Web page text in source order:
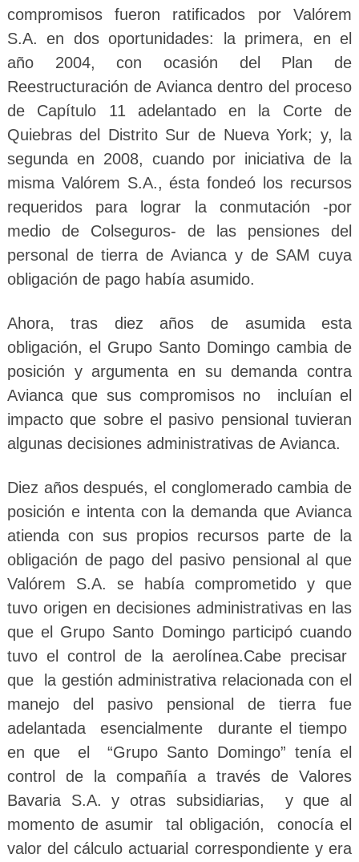
compromisos fueron ratificados por Valórem
S.A. en dos oportunidades: la primera, en el
año 2004, con ocasión del Plan de
Reestructuración de Avianca dentro del proceso
de Capítulo 11 adelantado en la Corte de
Quiebras del Distrito Sur de Nueva York; y, la
segunda en 2008, cuando por iniciativa de la
misma Valórem S.A., ésta fondeó los recursos
requeridos para lograr la conmutación -por
medio de Colseguros- de las pensiones del
personal de tierra de Avianca y de SAM cuya
obligación de pago había asumido.
Ahora, tras diez años de asumida esta
obligación, el Grupo Santo Domingo cambia de
posición y argumenta en su demanda contra
Avianca que sus compromisos no incluían el
impacto que sobre el pasivo pensional tuvieran
algunas decisiones administrativas de Avianca.
Diez años después, el conglomerado cambia de
posición e intenta con la demanda que Avianca
atienda con sus propios recursos parte de la
obligación de pago del pasivo pensional al que
Valórem S.A. se había comprometido y que
tuvo origen en decisiones administrativas en las
que el Grupo Santo Domingo participó cuando
tuvo el control de la aerolínea.Cabe precisar
que la gestión administrativa relacionada con el
manejo del pasivo pensional de tierra fue
adelantada esencialmente durante el tiempo
en que el “Grupo Santo Domingo” tenía el
control de la compañía a través de Valores
Bavaria S.A. y otras subsidiarias, y que al
momento de asumir tal obligación, conocía el
valor del cálculo actuarial correspondiente y era